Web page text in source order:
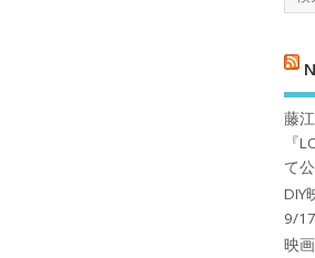
藤
『
て
DIY
9/
映